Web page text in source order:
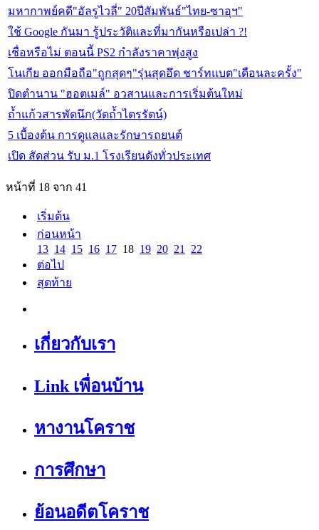
มหากาพย์คดี"อัลรูไวลี่" 20ปีสัมพันธ์"ไทย-ซาอุฯ"
ใช้ Google กันมา รู้ประวัติและที่มากันหรือเปล่า ?!
เชื่อหรือไม่ ตอนนี้ PS2 กำลังราคาพุ่งสูง
โนเกีย ออกมือถือ"ถูกสุดๆ"รุ่นสุดอึด ชาร์ทแบต"เดือนละครั้ง"
ปิดตำนาน "ฮอตเมล์" อวสานและการเริ่มต้นใหม่
ถ้ำแก้วสารพัดนึก(วัดถ้ำไตรรัตน์)
5 เบื้องต้น การดูแลและรักษารถยนต์
เปิด สัดส่วน รับ ม.1 โรงเรียนดังทั่วประเทศ
หน้าที่ 18 จาก 41
เริ่มต้น
ก่อนหน้า
13 14 15 16 17 18 19 20 21
22
ต่อไป
สุดท้าย
เกี่ยวกับเรา
Link เพื่อนบ้าน
หางานโคราช
การศึกษา
ย้อนอดีตโคราช